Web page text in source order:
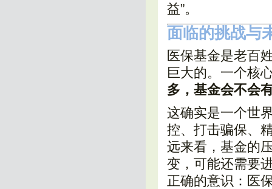
益”。
面临的挑战与
医保基金是老百
巨大的。一个核
多，基金会不会
这确实是一个世
控、打击骗保、
远来看，基金的
变，可能还需要
正确的意识：医